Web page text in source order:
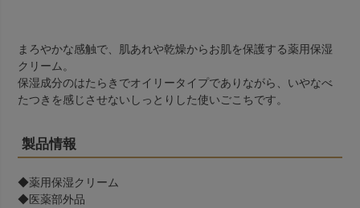
まろやかな感触で、肌あれや乾燥からお肌を保護する薬用保湿
クリーム。
保湿成分のはたらきでオイリータイプでありながら、いやなべ
たつきを感じさせないしっとりした使いごこちです。
製品情報
◆薬用保湿クリーム
◆医薬部外品